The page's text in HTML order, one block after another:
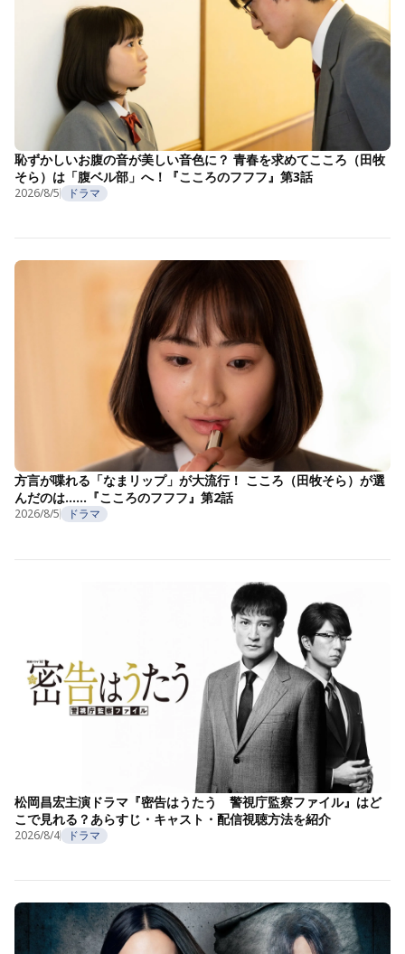
恥ずかしいお腹の音が美しい音色に？ 青春を求めてこころ（田牧
そら）は「腹ベル部」へ！『こころのフフフ』第3話
2026/8/5 ドラマ
方言が喋れる「なまリップ」が大流行！ こころ（田牧そら）が選
んだのは……『こころのフフフ』第2話
2026/8/5 ドラマ
松岡昌宏主演ドラマ『密告はうたう 警視庁監察ファイル』はど
こで見れる？あらすじ・キャスト・配信視聴方法を紹介
2026/8/4 ドラマ